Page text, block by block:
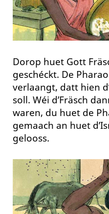
Dorop huet Gott
geschéckt. De
verlaangt, datt hien
soll. Wéi d’Fräsch
waren, du huet de
gemaach an huet
gelooss.